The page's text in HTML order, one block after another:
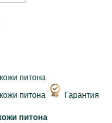
Гарантия
питона